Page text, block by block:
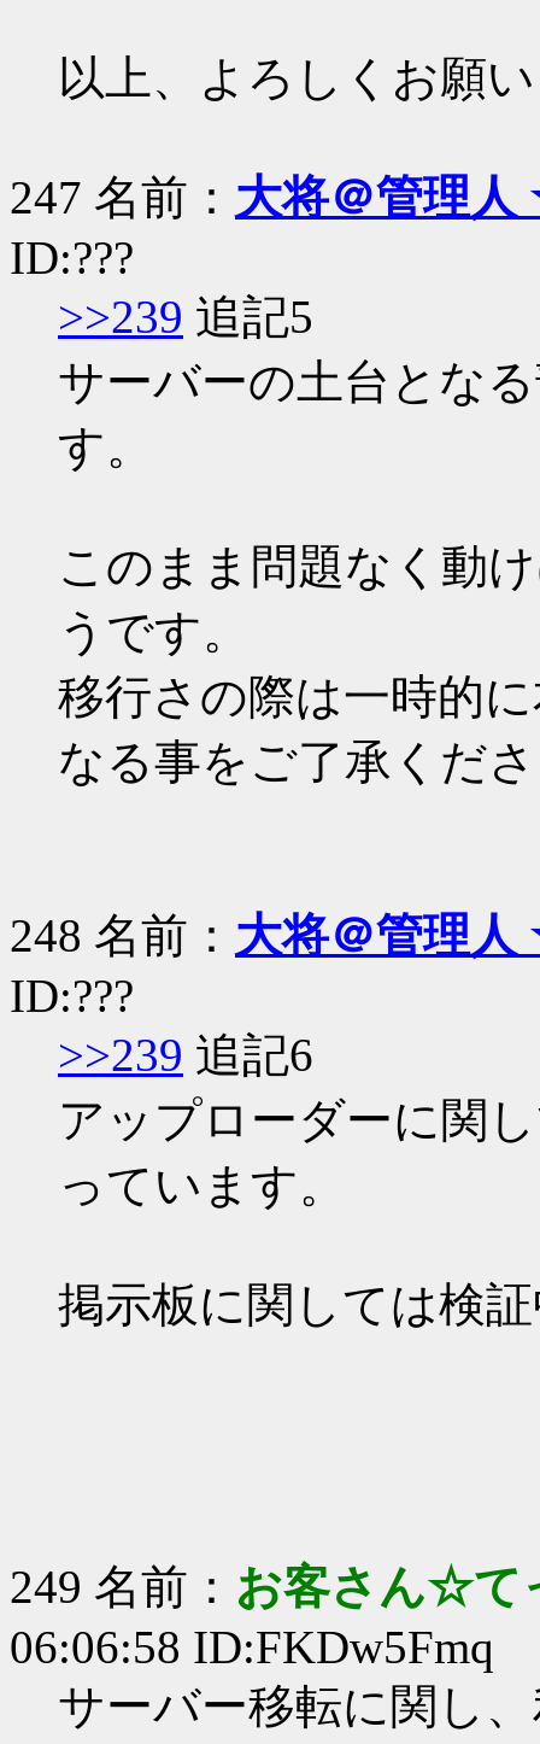
以上、よろしくお願
247 名前： 大将＠管理
ID:???
>>239 追記5
サーバーの土台とな
す。
このまま問題なく動
うです。
移行さの際は一時的
なる事をご了承くだ
248 名前： 大将＠管理
ID:???
>>239 追記6
アップローダーに関
っています。
掲示板に関しては検
249 名前： お客さん☆て
06:06:58 ID:FKDw5Fmq
サーバー移転に関し